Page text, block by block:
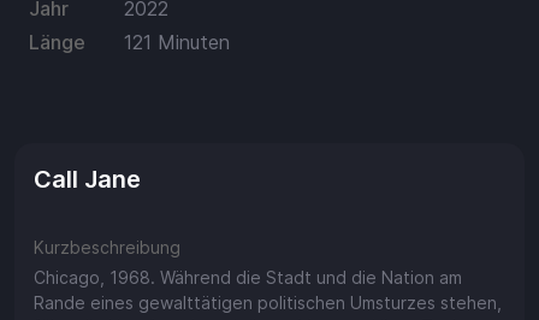
Jahr
2022
Länge
121 Minuten
Call Jane
Kurzbeschreibung
Chicago, 1968. Während die Stadt und die Nation am
Rande eines gewalttätigen politischen Umsturzes stehen,